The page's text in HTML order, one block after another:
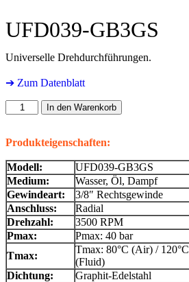
UFD039-GB3GS
Universelle Drehdurchführungen.
➔ Zum Datenblatt
In den Warenkorb
Produkteigenschaften:
Modell:
UFD039-GB3GS
Medium:
Wasser, Öl, Dampf
Gewindeart:
3/8″ Rechtsgewinde
Anschluss:
Radial
Drehzahl:
3500 RPM
Pmax:
Pmax: 40 bar
Tmax:
Tmax: 80°C (Air) / 120°C
(Fluid)
Dichtung:
Graphit-Edelstahl